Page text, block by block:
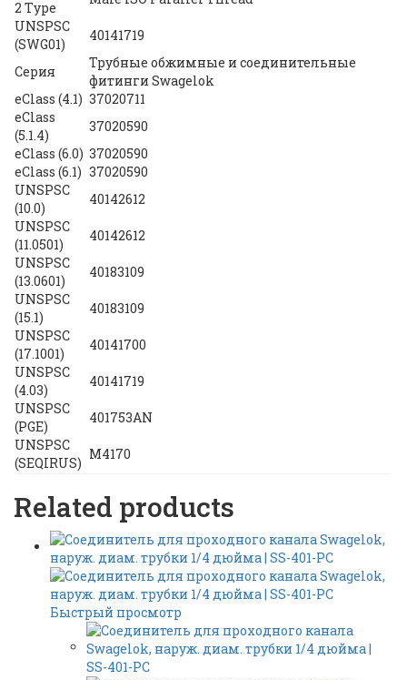
2 Type
UNSPSC
(SWG01)
40141719
Серия
Трубные обжимные и соединительные
фитинги Swagelok
eClass (4.1) 37020711
eClass
(5.1.4)
37020590
eClass (6.0) 37020590
eClass (6.1) 37020590
UNSPSC
(10.0)
40142612
UNSPSC
(11.0501)
40142612
UNSPSC
(13.0601)
40183109
UNSPSC
(15.1)
40183109
UNSPSC
(17.1001)
40141700
UNSPSC
(4.03)
40141719
UNSPSC
(PGE)
401753AN
UNSPSC
(SEQIRUS)
M4170
Related products
Быстрый просмотр